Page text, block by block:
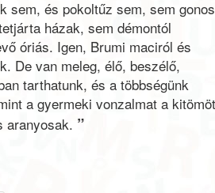
sem, és pokoltűz sem, sem
házak, sem démontól
óriás. Igen, Brumi maciról és
De van meleg, élő, beszélő,
tarthatunk, és a többségünk
a gyermeki vonzalmat a
aranyosak. ”